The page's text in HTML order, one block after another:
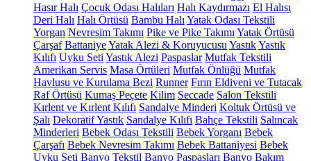
Hasır Halı Çocuk Odası Halıları Halı Kaydırmazı El Halısı
Deri Halı Halı Örtüsü Bambu Halı Yatak Odası Tekstili
Yorgan Nevresim Takımı Pike ve Pike Takımı Yatak Örtüsü
Çarşaf BattaniyeYatak Alezi & Koruyucusu YastıkYastık
Kılıfı Uyku Seti Yastık Alezi Paspaslar Mutfak Tekstili
Amerikan Servis Masa Örtüleri Mutfak Önlüğü Mutfak
Havlusu ve Kurulama Bezi Runner Fırın Eldiveni ve Tutacak
Raf Örtüsü Kumaş Peçete Kilim Seccade Salon Tekstili
Kırlent ve Kırlent Kılıfı Sandalye Minderi Koltuk Örtüsü ve
Şalı Dekoratif Yastık Sandalye Kılıfı Bahçe Tekstili Salıncak
Minderleri Bebek Odası Tekstili Bebek Yorganı Bebek
Çarşafı Bebek Nevresim Takımı Bebek Battaniyesi Bebek
Uyku Seti Banyo Tekstil Banyo Paspasları Banyo Bakım